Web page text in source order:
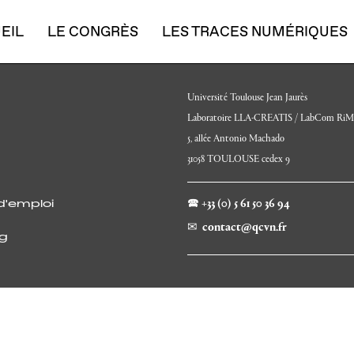
LE CONGRÈS LES TRACES NUMÉRIQUES
Université Toulouse Jean Jaurès
Laboratoire LLA-CREATIS / LabCom
5, allée Antonio Machado
31058 TOULOUSE cedex 9
🕿 +33 (0) 5 61 50 36 94
✉ contact@qcvn.fr